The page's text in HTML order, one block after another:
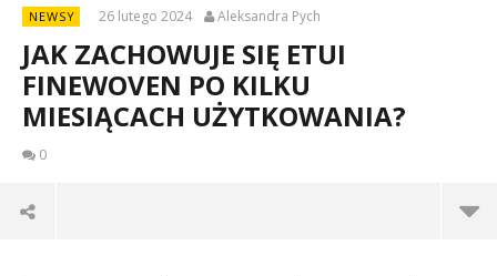
NEWSY 26 lutego 2024 Aleksandra Pych
JAK ZACHOWUJE SIĘ ETUI
FINEWOVEN PO KILKU
MIESIĄCACH UŻYTKOWANIA?
0